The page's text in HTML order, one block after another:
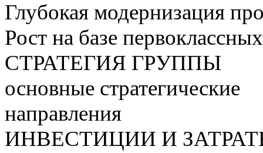
Глубокая модернизация
Рост на базе
СТРАТЕГИЯ ГРУППЫ
основные стратегические
направления
ИНВЕСТИЦИИ И